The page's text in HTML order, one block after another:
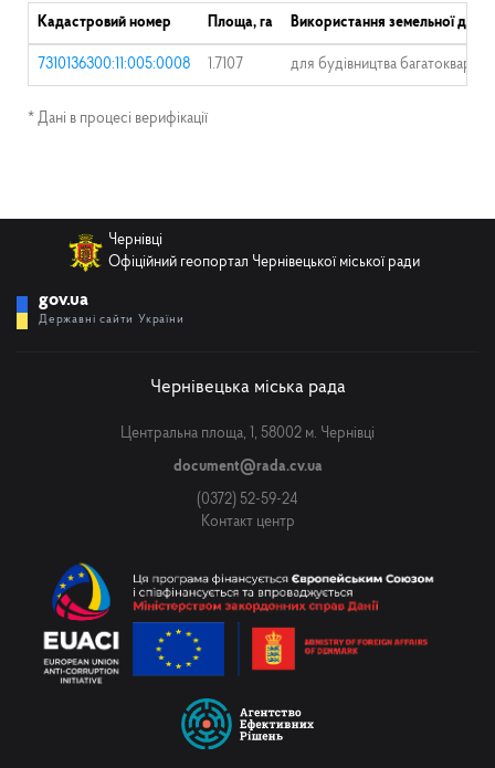
Кадастровий номер Площа, га Використання земельної
7310136300:11:005:0008 1.7107 для будівництва
* Дані в процесі верифікації
Чернівці
Офіційний геопортал Чернівецької міської ради
gov.ua
Державні сайти України
Чернівецька міська рада
Центральна площа, 1, 58002 м. Чернівці
document@rada.cv.ua
(0372) 52-59-24
Контакт центр